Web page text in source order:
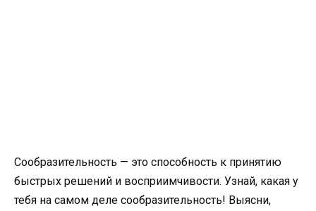
Сообразительность — это способность к принятию
быстрых решений и восприимчивости. Узнай, какая у
тебя на самом деле сообразительность! Выясни,